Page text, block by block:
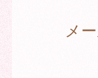
メ